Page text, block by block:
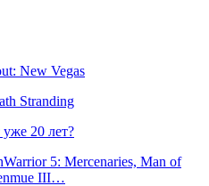
New Vegas
Stranding
20 лет?
5: Mercenaries, Man of
III…